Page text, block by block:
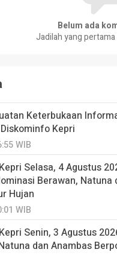
Belum ada
Jadilah yang
Keterbukaan
Kepri
WIB
Selasa, 4 Agustus
Berawan, Natuna
Hujan
WIB
Senin, 3 Agustus
dan Anambas